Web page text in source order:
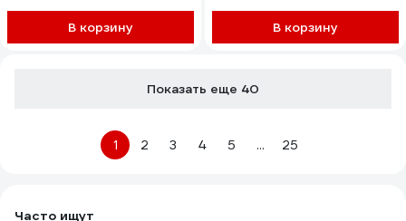
R/L, Graphite Metallic LEF80-
50GFMRt
В корзину
DGS40-50WMRt
В корзину
Показать еще 40
1 2 3 4 5 ... 25
Часто ищут